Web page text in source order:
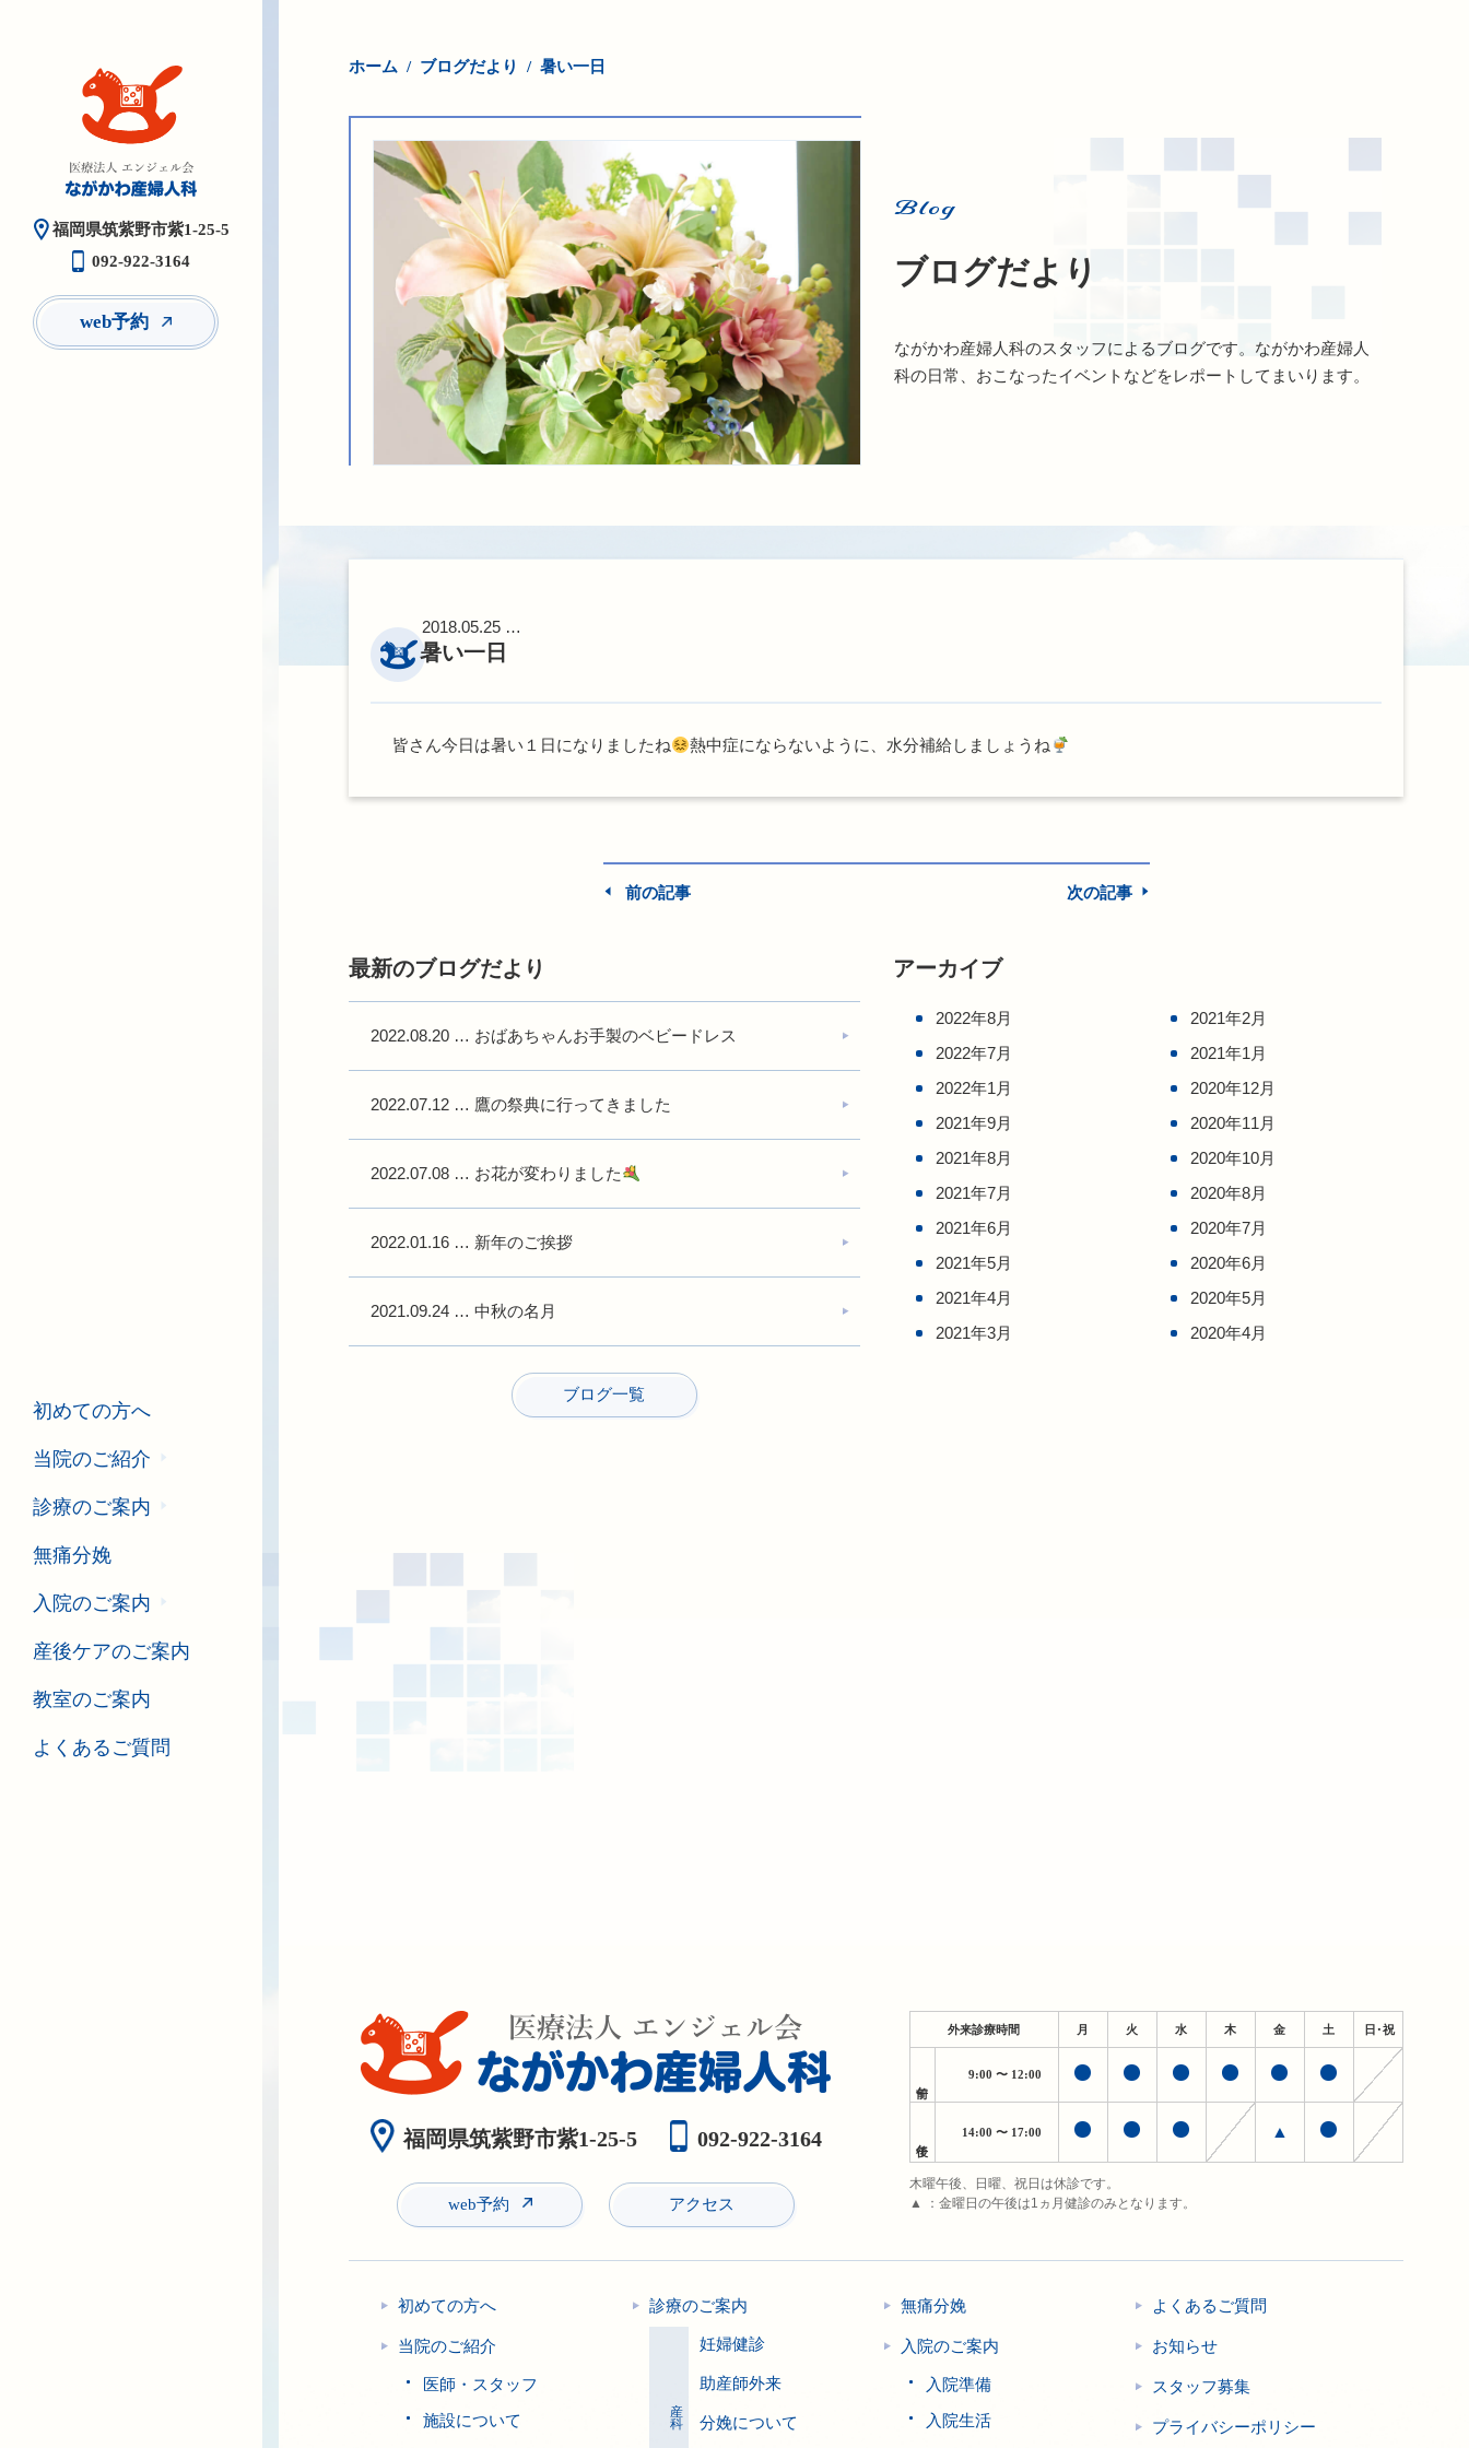
福岡県筑紫野市紫1-25-5
092-922-3164
web予約
初めての方へ
当院のご紹介
診療のご案内
無痛分娩
入院のご案内
産後ケアのご案内
教室のご案内
よくあるご質問
ホーム ブログだより 暑い一日
Blog
ブログだより
ながかわ産婦人科のスタッフによるブログです。ながかわ産婦人
科の日常、おこなったイベントなどをレポートしてまいります。
2018.05.25 …
暑い一日
皆さん今日は暑い１日になりましたね 熱中症にならないように、水分補給しましょうね
前の記事 次の記事
最新のブログだより
2022.08.20 … おばあちゃんお手製のベビードレス
2022.07.12 … 鷹の祭典に行ってきました
2022.07.08 … お花が変わりました
2022.01.16 … 新年のご挨拶
2021.09.24 … 中秋の名月
ブログ一覧
アーカイブ
2022年8月
2022年7月
2022年1月
2021年9月
2021年8月
2021年7月
2021年6月
2021年5月
2021年4月
2021年3月
2021年2月
2021年1月
2020年12月
2020年11月
2020年10月
2020年8月
2020年7月
2020年6月
2020年5月
2020年4月
福岡県筑紫野市紫1-25-5 092-922-3164
web予約 アクセス
外来診療時間 月 火 水 木 金 土 日・祝
9:00 〜 12:00
14:00 〜 17:00 ▲
木曜午後、日曜、祝日は休診です。
▲ ：金曜日の午後は1ヵ月健診のみとなります。
初めての方へ
当院のご紹介
医師・スタッフ
施設について
診療のご案内
産科
妊婦健診
助産師外来
分娩について
無痛分娩
入院のご案内
入院準備
入院生活
よくあるご質問
お知らせ
スタッフ募集
プライバシーポリシー